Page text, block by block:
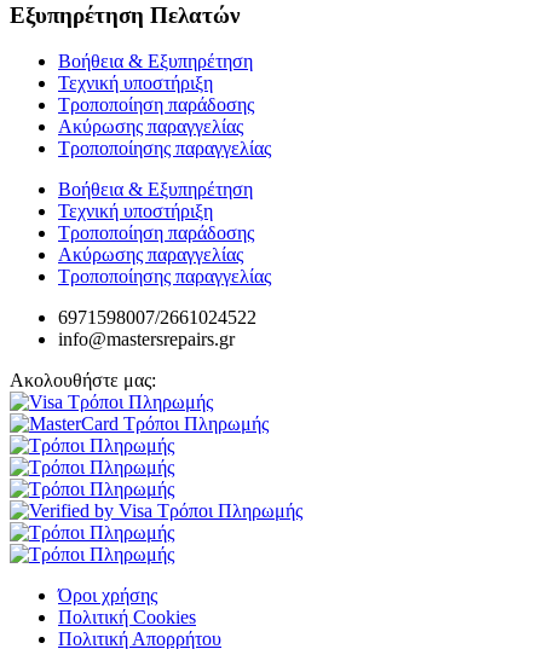
Εξυπηρέτηση Πελατών
Βοήθεια & Εξυπηρέτηση
Τεχνική υποστήριξη
Τροποποίηση παράδοσης
Ακύρωσης παραγγελίας
Τροποποίησης παραγγελίας
Βοήθεια & Εξυπηρέτηση
Τεχνική υποστήριξη
Τροποποίηση παράδοσης
Ακύρωσης παραγγελίας
Τροποποίησης παραγγελίας
6971598007/2661024522
info@mastersrepairs.gr
Ακολουθήστε μας:
Όροι χρήσης
Πολιτική Cookies
Πολιτική Απορρήτου